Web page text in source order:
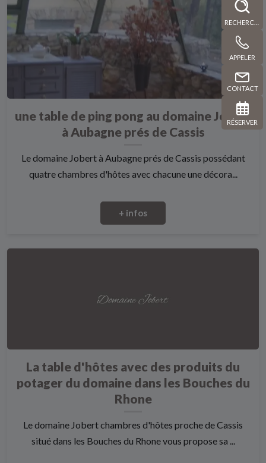
APPELER
CONTACT
RÉSERVER
une table de ping pong au domaine Jobert
à Aubagne prés de Cassis
Le domaine Jobert à Aubagne prés de Cassis possédant
quatre chambres d'hôtes avec chacune une décora...
+ infos
La table d'hôtes avec des produits du
potager du domaine dans les Bouches du
Rhone
Le domaine Jobert chambres d'hôtes proche de Cassis
situé dans les Bouches du Rhone vous propose sa ...